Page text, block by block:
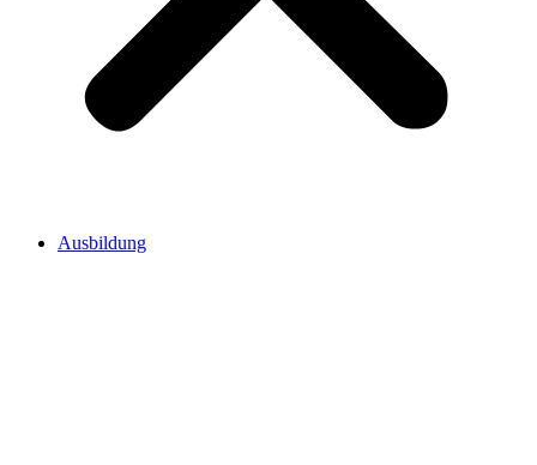
Ausbildung